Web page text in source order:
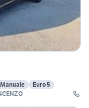
Manuale
Euro 5